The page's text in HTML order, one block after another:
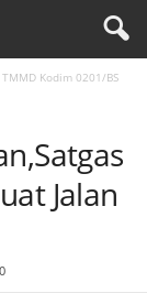
Kodim 0201/BS
Jalan
0